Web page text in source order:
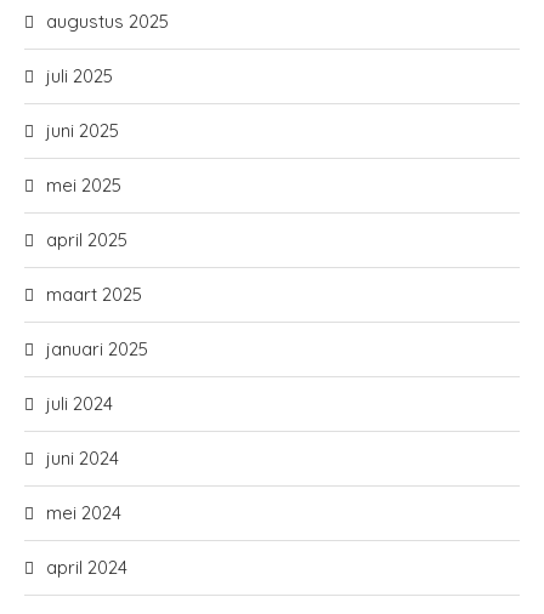
augustus 2025
juli 2025
juni 2025
mei 2025
april 2025
maart 2025
januari 2025
juli 2024
juni 2024
mei 2024
april 2024